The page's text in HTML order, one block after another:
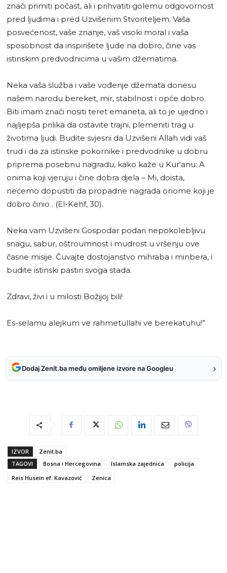
znači primiti počast, ali i prihvatiti golemu odgovornost
pred ljudima i pred Uzvišenim Stvoriteljem. Vaša
posvećenost, vaše znanje, vaš visoki moral i vaša
sposobnost da inspirišete ljude na dobro, čine vas
istinskim predvodnicima u vašim džematima.
Neka vaša služba i vaše vođenje džemata donesu
našem narodu bereket, mir, stabilnost i opće dobro.
Biti imam znači nositi teret emaneta, ali to je ujedno i
najljepša prilika da ostavite trajni, plemeniti trag u
životima ljudi. Budite svjesni da Uzvišeni Allah vidi vaš
trud i da za istinske pokornike i predvodnike u dobru
priprema posebnu nagradu, kako kaže u Kur'anu: A
onima koji vjeruju i čine dobra djela – Mi, doista,
nećemo dopustiti da propadne nagrada onome koji je
dobro činio . (El-Kehf, 30).
Neka vam Uzvišeni Gospodar podari nepokolebljivu
snagu, sabur, oštroumnost i mudrost u vršenju ove
časne misije. Čuvajte dostojanstvo mihraba i minbera, i
budite istinski pastiri svoga stada.
Zdravi, živi i u milosti Božijoj bili!
Es-selamu alejkum ve rahmetullahi ve berekatuhu!”
Dodaj Zenit.ba među omiljene izvore na Googleu ›
IZVOR
Zenit.ba
TAGOVI
Bosna i Hercegovina Islamska zajednica
policija
Reis Husein ef. Kavazović
Zenica